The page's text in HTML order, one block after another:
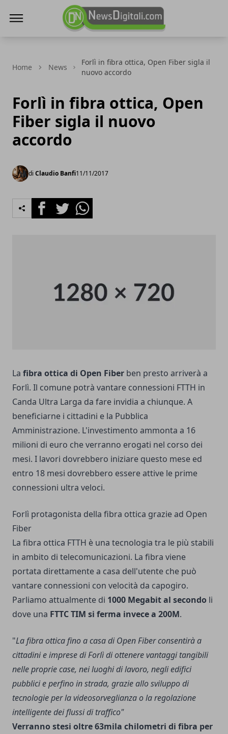
Home News
Forlì in fibra ottica, Open Fiber sigla il
nuovo accordo
Forlì in fibra ottica, Open
Fiber sigla il nuovo
accordo
di Claudio Banfi11/11/2017
FacebookTwitterWhatsapp
La fibra ottica di Open Fiber ben presto arriverà a
Forlì. Il comune potrà vantare connessioni FTTH in
Canda Ultra Larga da fare invidia a chiunque. A
beneficiarne i cittadini e la Pubblica
Amministrazione. L'investimento ammonta a 16
milioni di euro che verranno erogati nel corso dei
mesi. I lavori dovrebbero iniziare questo mese ed
entro 18 mesi dovrebbero essere attive le prime
connessioni ultra veloci.
Forlì protagonista della fibra ottica grazie ad Open
Fiber
La fibra ottica FTTH è una tecnologia tra le più stabili
in ambito di telecomunicazioni. La fibra viene
portata direttamente a casa dell'utente che può
vantare connessioni con velocità da capogiro.
Parliamo attualmente di 1000 Megabit al secondo li
dove una FTTC TIM si ferma invece a 200M.
"La fibra ottica fino a casa di Open Fiber consentirà a
cittadini e imprese di Forlì di ottenere vantaggi tangibili
nelle proprie case, nei luoghi di lavoro, negli edifici
pubblici e perfino in strada, grazie allo sviluppo di
tecnologie per la videosorveglianza o la regolazione
intelligente dei flussi di traffico"
Verranno stesi oltre 63mila chilometri di fibra per